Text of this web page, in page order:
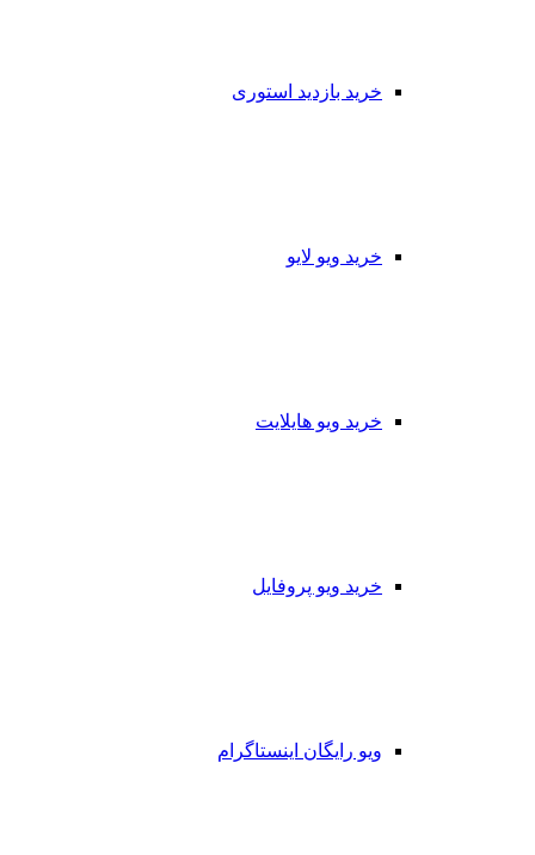
خرید بازدید استوری
خرید ویو لایو
خرید ویو هایلایت
خرید ویو پروفایل
ویو رایگان اینستاگرام